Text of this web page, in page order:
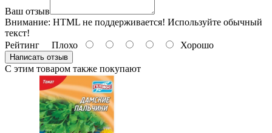
Ваш отзыв
Внимание: HTML не поддерживается! Используйте обычный
текст!
Рейтинг Плохо Хорошо
Написать отзыв
С этим товаром также покупают